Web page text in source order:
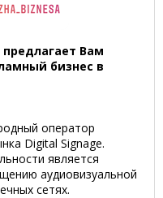
Вам
бизнес в
оператор
Digital Signage.
является
аудиовизуальной
сетях.